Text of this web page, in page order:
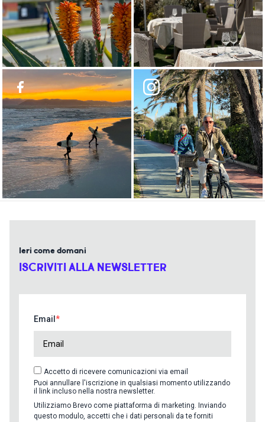
Ieri come domani
ISCRIVITI ALLA NEWSLETTER
Email
Accetto di ricevere comunicazioni via email
Puoi annullare l'iscrizione in qualsiasi momento utilizzando
il link incluso nella nostra newsletter.
Utilizziamo Brevo come piattaforma di marketing. Inviando
questo modulo, accetti che i dati personali da te forniti